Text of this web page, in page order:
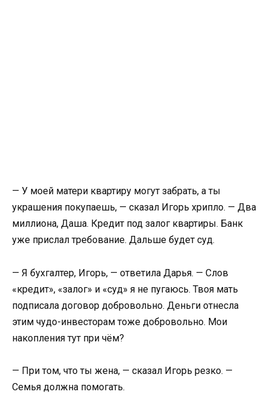
— У моей матери квартиру могут забрать, а ты
украшения покупаешь, — сказал Игорь хрипло. — Два
миллиона, Даша. Кредит под залог квартиры. Банк
уже прислал требование. Дальше будет суд.
— Я бухгалтер, Игорь, — ответила Дарья. — Слов
«кредит», «залог» и «суд» я не пугаюсь. Твоя мать
подписала договор добровольно. Деньги отнесла
этим чудо-инвесторам тоже добровольно. Мои
накопления тут при чём?
— При том, что ты жена, — сказал Игорь резко. —
Семья должна помогать.